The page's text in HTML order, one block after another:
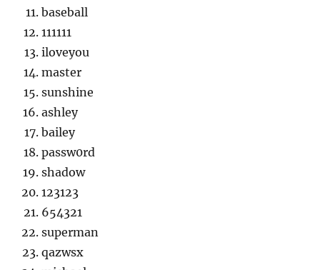
baseball
111111
iloveyou
master
sunshine
ashley
bailey
passw0rd
shadow
123123
654321
superman
qazwsx